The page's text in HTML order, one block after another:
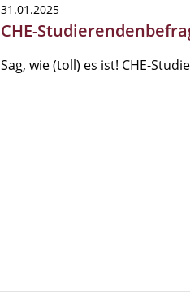
31.01.2025
CHE-
Sag, wie (toll) es ist! CHE-